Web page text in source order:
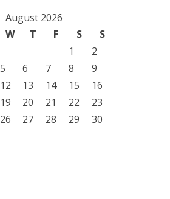
August 2026
W T F S
S
1
2
5 6 7 8
9
12 13 14 15
16
19 20 21 22
23
26 27 28 29
30